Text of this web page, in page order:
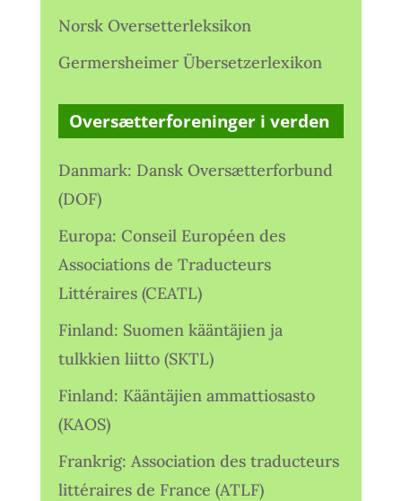
Norsk Oversetterleksikon
Germersheimer Übersetzerlexikon
Oversætterforeninger i verden
Danmark: Dansk Oversætterforbund
(DOF)
Europa: Conseil Européen des
Associations de Traducteurs
Littéraires (CEATL)
Finland: Suomen kääntäjien ja
tulkkien liitto (SKTL)
Finland: Kääntäjien ammattiosasto
(KAOS)
Frankrig: Association des traducteurs
littéraires de France (ATLF)